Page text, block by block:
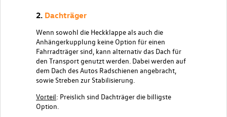
2. Dachträger
Wenn sowohl die Heckklappe als auch die
Anhängerkupplung keine Option für einen
Fahrradträger sind, kann alternativ das Dach für
den Transport genutzt werden. Dabei werden auf
dem Dach des Autos Radschienen angebracht,
sowie Streben zur Stabilisierung.
Vorteil: Preislich sind Dachträger die billigste
Option.